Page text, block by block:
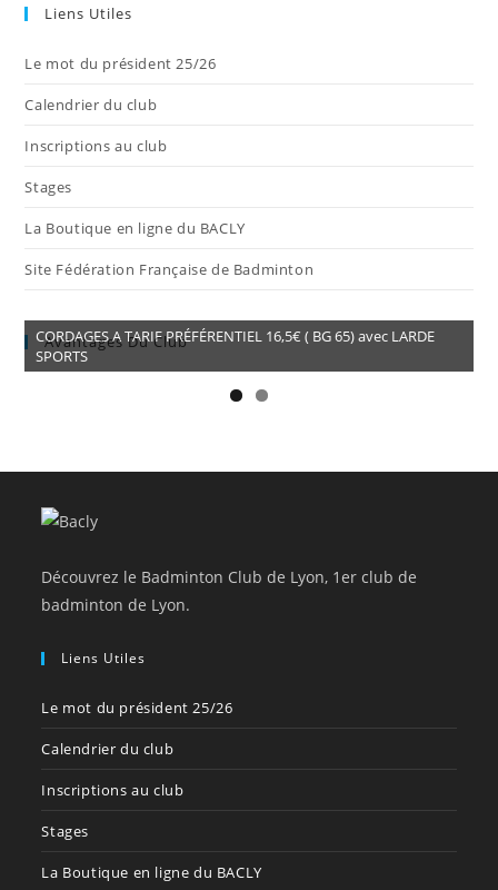
Liens Utiles
Le mot du président 25/26
Calendrier du club
Inscriptions au club
Stages
La Boutique en ligne du BACLY
Site Fédération Française de Badminton
Avantages Du Club
CORDAGES A TARIF PRÉFÉRENTIEL 16,5€ ( BG 65) avec LARDE
SPORTS
Découvrez le Badminton Club de Lyon, 1er club de
badminton de Lyon.
Liens Utiles
Le mot du président 25/26
Calendrier du club
Inscriptions au club
Stages
La Boutique en ligne du BACLY